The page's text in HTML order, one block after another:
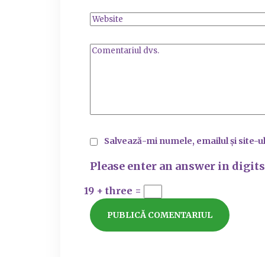
Salvează-mi numele, emailul și site-
Please enter an answer in
19 + three =